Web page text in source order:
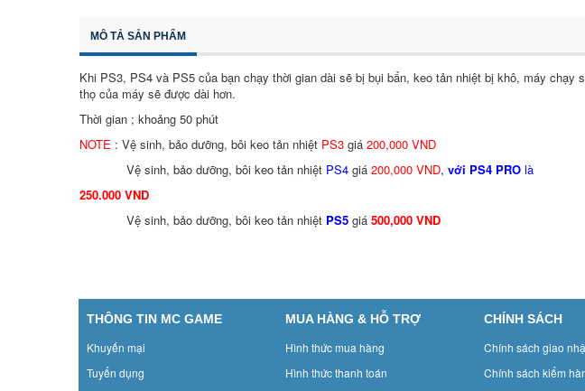
MÔ TẢ SẢN PHẨM
Khi PS3, PS4 và PS5 của bạn chạy thời gian dài sẽ bị bụi bẩn, keo tản nhiệt bị khô, máy
thọ của máy sẽ được dài hơn.
Thời gian ; khoảng 50 phút
NOTE : Vệ sinh, bảo dưỡng, bôi keo tản nhiệt PS3 giá 200,000 VND
Vệ sinh, bảo dưỡng, bôi keo tản nhiệt PS4 giá 200,000 VND, với PS4 PRO là
250.000 VND
Vệ sinh, bảo dưỡng, bôi keo tản nhiệt PS5 giá 500,000 VND
THÔNG TIN MC GAME
Khuyến mại
Tuyển dụng
MUA HÀNG & HỖ TRỢ
Hình thức mua hàng
Hình thức thanh toán
CHÍNH SÁCH
Chính sách giao
Chính sách kiểm